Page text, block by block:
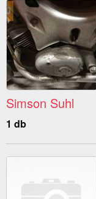
Simson Suhl
1 db